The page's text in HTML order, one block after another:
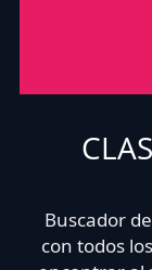
Buscador
con todos